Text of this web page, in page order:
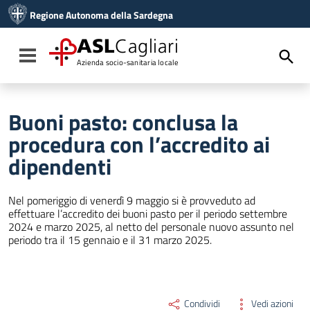
Vai al menu di navigazione
Vai al footer
Regione Autonoma della Sardegna
Toggle navigation
ASLCagliari
Azienda socio-sanitaria locale
Buoni pasto: conclusa la
procedura con l’accredito ai
dipendenti
Nel pomeriggio di venerdì 9 maggio si è provveduto ad
effettuare l’accredito dei buoni pasto per il periodo settembre
2024 e marzo 2025, al netto del personale nuovo assunto nel
periodo tra il 15 gennaio e il 31 marzo 2025.
Condividi Vedi azioni